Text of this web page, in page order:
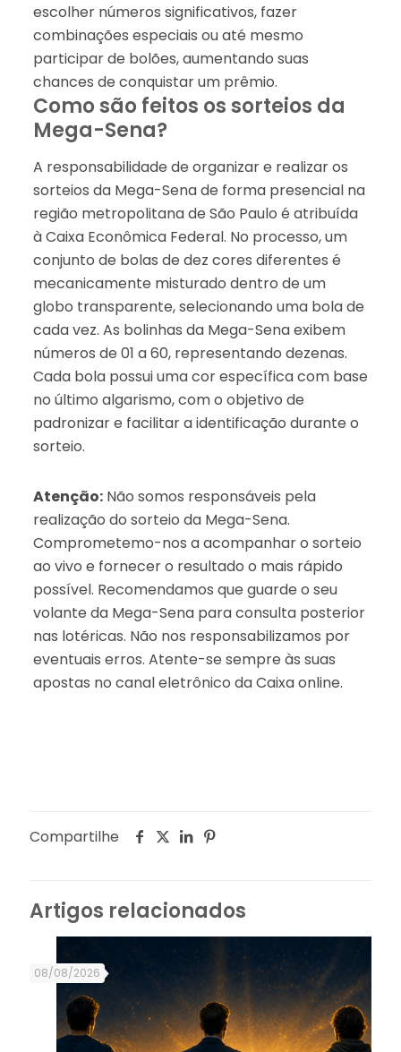
escolher números significativos, fazer
combinações especiais ou até mesmo
participar de bolões, aumentando suas
chances de conquistar um prêmio.
Como são feitos os sorteios da
Mega-Sena?
A responsabilidade de organizar e realizar os
sorteios da Mega-Sena de forma presencial na
região metropolitana de São Paulo é atribuída
à Caixa Econômica Federal. No processo, um
conjunto de bolas de dez cores diferentes é
mecanicamente misturado dentro de um
globo transparente, selecionando uma bola de
cada vez. As bolinhas da Mega-Sena exibem
números de 01 a 60, representando dezenas.
Cada bola possui uma cor específica com base
no último algarismo, com o objetivo de
padronizar e facilitar a identificação durante o
sorteio.
Atenção:Não somos responsáveis pela
realização do sorteio da Mega-Sena.
Comprometemo-nos a acompanhar o sorteio
ao vivo e fornecer o resultado o mais rápido
possível. Recomendamos que guarde o seu
volante da Mega-Sena para consulta posterior
nas lotéricas. Não nos responsabilizamos por
eventuais erros. Atente-se sempre às suas
apostas no canal eletrônico da Caixa online.
Compartilhe
Artigos relacionados
08/08/2026